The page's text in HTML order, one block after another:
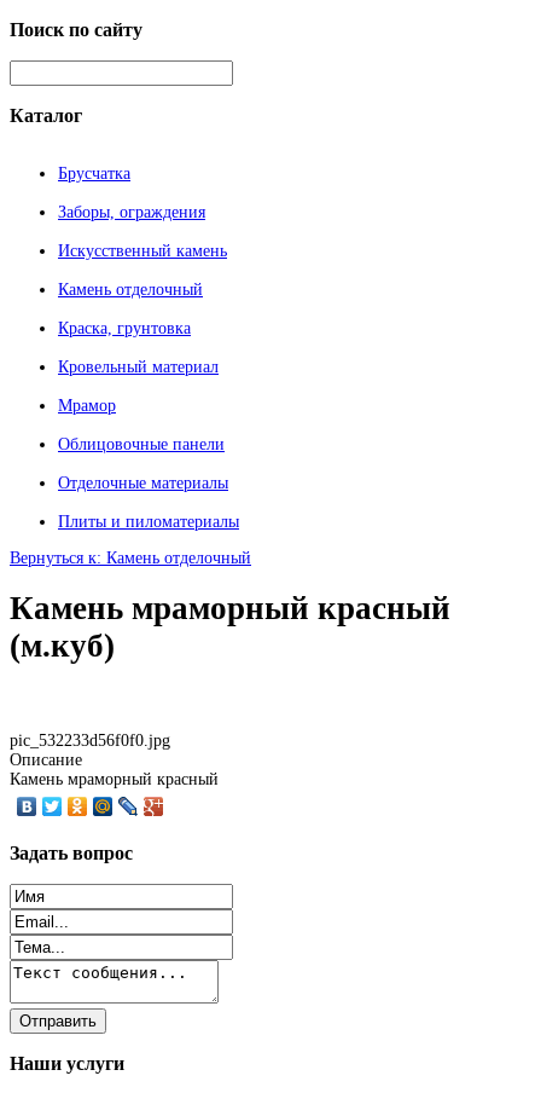
Поиск по сайту
Каталог
Брусчатка
Заборы, ограждения
Искусственный камень
Камень отделочный
Краска, грунтовка
Кровельный материал
Мрамор
Облицовочные панели
Отделочные материалы
Плиты и пиломатериалы
Вернуться к: Камень отделочный
Камень мраморный красный
(м.куб)
pic_532233d56f0f0.jpg
Описание
Камень мраморный красный
Задать вопрос
Наши услуги